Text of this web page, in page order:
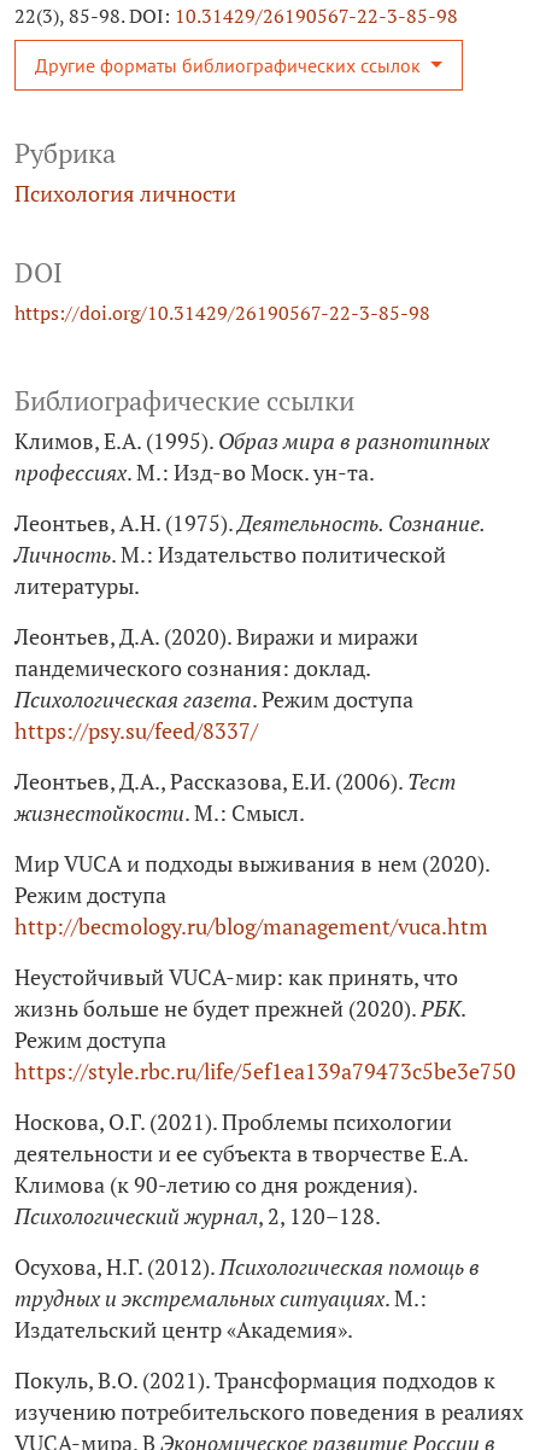
Рубрика
Психология личности
DOI
https://doi.org/10.31429/26190567-22-3-85-98
22(3), 85-98. DOI: 10.31429/26190567-22-3-85-98
Другие форматы библиографических ссылок
Библиографические ссылки
Климов, Е.А. (1995). Образ мира в разнотипных
профессиях. М.: Изд-во Моск. ун-та.
Леонтьев, А.Н. (1975).Деятельность. Сознание.
Личность. М.: Издательство политической
литературы.
Леонтьев, Д.А. (2020). Виражи и миражи
пандемического сознания: доклад.
Психологическая газета. Режим доступа
https://psy.su/feed/8337/
Леонтьев, Д.А., Рассказова, Е.И. (2006). Тест
жизнестойкости. М.: Смысл.
Мир VUCA и подходы выживания в нем (2020).
Режим доступа
http://becmology.ru/blog/management/vuca.htm
Неустойчивый VUCA-мир: как принять, что
жизнь больше не будет прежней (2020).РБК.
Режим доступа
https://style.rbc.ru/life/5ef1ea139a79473c5be3e750
Носкова, О.Г. (2021). Проблемы психологии
деятельности и ее субъекта в творчестве Е.А.
Климова (к 90‑летию со дня рождения).
Психологический журнал, 2, 120–128.
Осухова, Н.Г. (2012).Психологическая помощь в
трудных и экстремальных ситуациях. М.:
Издательский центр «Академия».
Покуль, В.О. (2021). Трансформация подходов к
изучению потребительского поведения в реалиях
VUCA-мира. В Экономическое развитие России в